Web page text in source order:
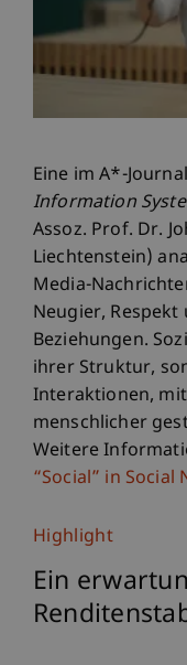
Eine im A*-
Information
Assoz. Prof. Dr.
Liechtenstein)
Media-
Neugier,
Beziehungen.
ihrer Struktur,
Interaktionen,
menschlicher
Weitere
“Social” in Social
Highlight
Ein